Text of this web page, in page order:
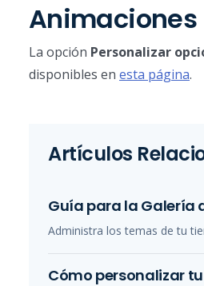
Animaciones
La opción Personalizar
disponibles en esta página.
Artículos
Guía para la Galería
Administra los temas de tu
Cómo personalizar